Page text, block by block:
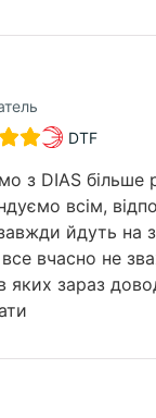
DTF
з DIAS більше
всім,
йдуть на
вчасно не
яких зараз